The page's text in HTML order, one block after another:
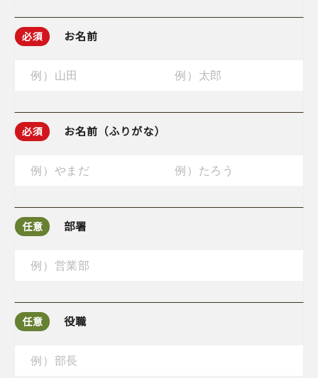
必須 お名前
必須 お名前（ふりがな）
任意 部署
任意 役職